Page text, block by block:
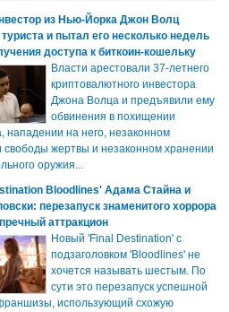
из Нью-Йорка Джон Волц
и пытал его несколько недель
доступа к биткоин-кошельку
Власти арестовали 37-летнего
криптовалютного инвестора
Джона Волца и предъявили ему
обвинения в похищении
нападении на него, незаконном
жертвы и незаконном хранении
оружия...
Bloodlines' Адама Стайна и
перезапуск знаменитого хоррора
аттракцион
Новый 'Final Destination' с
подзаголовком 'Bloodlines' не
хочется называть шестым. По
сути это перезапуск успешной
использующий схожую